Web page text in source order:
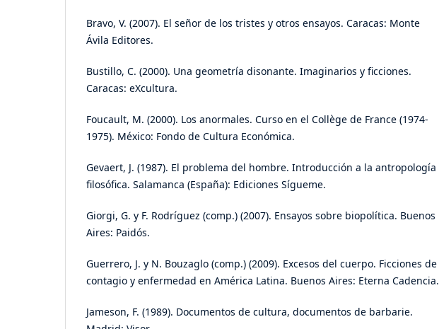
Bravo, V. (2007). El señor de los tristes y otros ensayos. Caracas: Monte
Ávila Editores.
Bustillo, C. (2000). Una geometría disonante. Imaginarios y ficciones.
Caracas: eXcultura.
Foucault, M. (2000). Los anormales. Curso en el Collège de France (1974-
1975). México: Fondo de Cultura Económica.
Gevaert, J. (1987). El problema del hombre. Introducción a la antropología
filosófica. Salamanca (España): Ediciones Sígueme.
Giorgi, G. y F. Rodríguez (comp.) (2007). Ensayos sobre biopolítica. Buenos
Aires: Paidós.
Guerrero, J. y N. Bouzaglo (comp.) (2009). Excesos del cuerpo. Ficciones de
contagio y enfermedad en América Latina. Buenos Aires: Eterna Cadencia.
Jameson, F. (1989). Documentos de cultura, documentos de barbarie.